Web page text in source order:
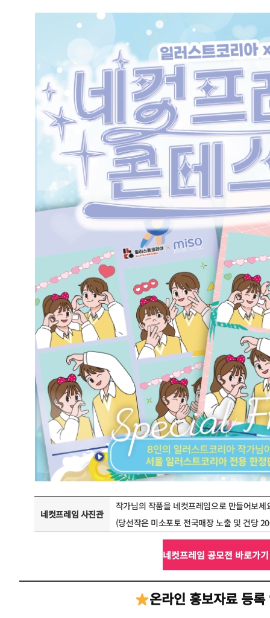
네컷프레임 사진관
작가님의 작품을 네컷프레임으로 만들어보세
(당선작은 미소포토 전국매장 노출 및 건당
네컷프레임 공모전 바로가
온라인 홍보자료 등록